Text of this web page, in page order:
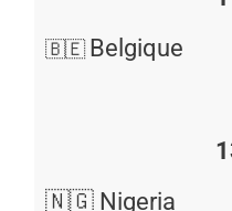
🇧🇪 Belgique
🇳🇬 Nigeria